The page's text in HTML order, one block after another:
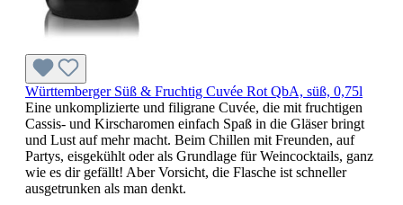
Württemberger Süß & Fruchtig Cuvée Rot QbA, süß, 0,75l
Eine unkomplizierte und filigrane Cuvée, die mit fruchtigen
Cassis- und Kirscharomen einfach Spaß in die Gläser bringt
und Lust auf mehr macht. Beim Chillen mit Freunden, auf
Partys, eisgekühlt oder als Grundlage für Weincocktails, ganz
wie es dir gefällt! Aber Vorsicht, die Flasche ist schneller
ausgetrunken als man denkt.